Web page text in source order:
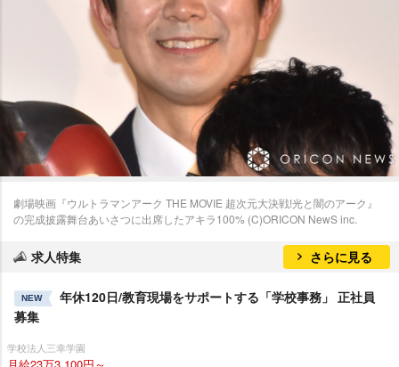
劇場映画『ウルトラマンアーク THE MOVIE 超次元大決戦!光と闇のアーク』
の完成披露舞台あいさつに出席したアキラ100% (C)ORICON NewS inc.
求人特集 さらに見る
NEW
年休120日/教育現場をサポートする「学校事務」 正社員
募集
学校法人三幸学園